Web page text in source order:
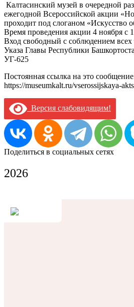
Калтасинский музей в очередной
ежегодной Всероссийской акции
проходит под слоганом «Искусство
Время проведения акции 4 ноября с
Вход свободный с соблюдением всех
Указа Главы Республики
УГ-625
Постоянная ссылка на это
https://museumkalt.ru/vserossijskaya-
Версия слабовидящим!
Поделиться в социальных сетях
2026